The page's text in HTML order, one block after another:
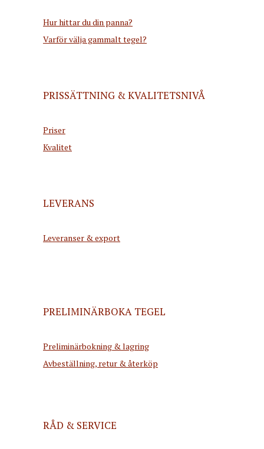
Hur hittar du din panna?
Varför välja gammalt tegel?
PRISSÄTTNING & KVALITETSNIVÅ
Priser
Kvalitet
LEVERANS
Leveranser & export
PRELIMINÄRBOKA TEGEL
Preliminärbokning & lagring
Avbeställning, retur & återköp
RÅD & SERVICE